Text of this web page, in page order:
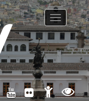
Toggle